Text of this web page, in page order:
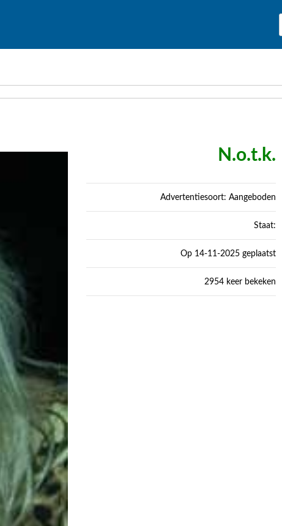
N.o.t.k.
Advertentiesoort: Aangeboden
Staat:
Op 14-11-2025 geplaatst
2954 keer bekeken